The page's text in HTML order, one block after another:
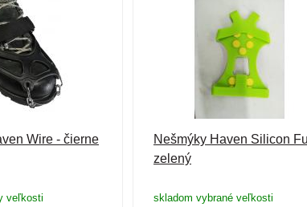
Wire - čierne
veľkosti
Nešmýky Haven Silicon
zelený
skladom vybrané veľkosti